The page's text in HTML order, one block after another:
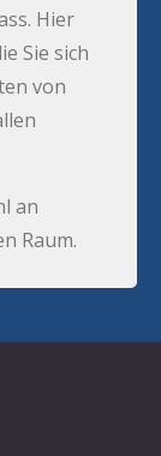
Hier
Sie sich
von
an
Raum.